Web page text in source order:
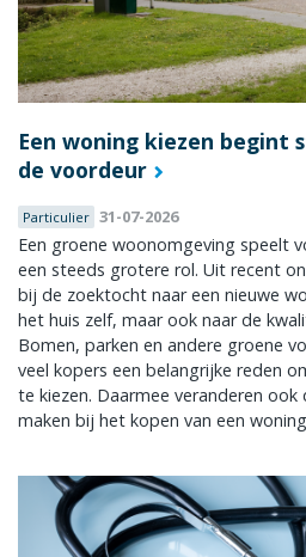
Een woning kiezen begint
de voordeur
Particulier 31-07-2026
Een groene woonomgeving speelt
een steeds grotere rol. Uit recent
bij de zoektocht naar een nieuwe
het huis zelf, maar ook naar de
Bomen, parken en andere groene
veel kopers een belangrijke reden
te kiezen. Daarmee veranderen
maken bij het kopen van een